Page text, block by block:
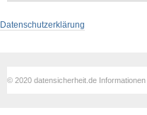
Datenschutzerklärung
© 2020 datensicherheit.de